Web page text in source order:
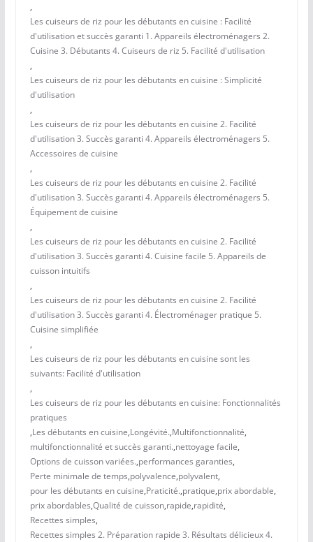
,
Les cuiseurs de riz pour les débutants en cuisine : Facilité
d'utilisation et succès garanti 1. Appareils électroménagers 2.
Cuisine 3. Débutants 4. Cuiseurs de riz 5. Facilité d'utilisation
,
Les cuiseurs de riz pour les débutants en cuisine : Simplicité
d'utilisation
,
Les cuiseurs de riz pour les débutants en cuisine 2. Facilité
d'utilisation 3. Succès garanti 4. Appareils électroménagers 5.
Accessoires de cuisine
,
Les cuiseurs de riz pour les débutants en cuisine 2. Facilité
d'utilisation 3. Succès garanti 4. Appareils électroménagers 5.
Équipement de cuisine
,
Les cuiseurs de riz pour les débutants en cuisine 2. Facilité
d'utilisation 3. Succès garanti 4. Cuisine facile 5. Appareils de
cuisson intuitifs
,
Les cuiseurs de riz pour les débutants en cuisine 2. Facilité
d'utilisation 3. Succès garanti 4. Électroménager pratique 5.
Cuisine simplifiée
,
Les cuiseurs de riz pour les débutants en cuisine sont les
suivants: Facilité d'utilisation
,
Les cuiseurs de riz pour les débutants en cuisine: Fonctionnalités
pratiques
,Les débutants en cuisine,Longévité.,Multifonctionnalité,
multifonctionnalité et succès garanti.,nettoyage facile,
Options de cuisson variées.,performances garanties,
Perte minimale de temps,polyvalence,polyvalent,
pour les débutants en cuisine,Praticité.,pratique,prix abordable,
prix abordables,Qualité de cuisson,rapide,rapidité,
Recettes simples,
Recettes simples 2. Préparation rapide 3. Résultats délicieux 4.